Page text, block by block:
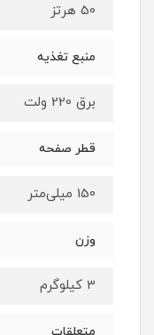
50 هرتز
منبع تغذیه
برق 220 ولت
قطر صفحه
150 میلی‌متر
وزن
3 کیلوگرم